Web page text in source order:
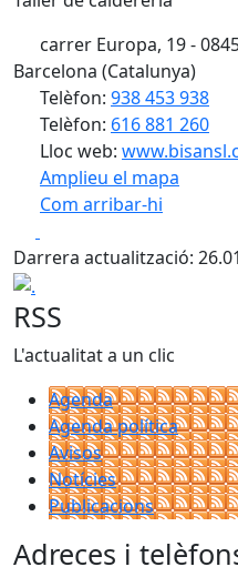
carrer Europa, 19 -
Barcelona (Catalunya)
Telèfon: 938 453 938
Telèfon: 616 881 260
Lloc web:
Amplieu el mapa
Com arribar-hi
+
Darrera actualització:
.
RSS
L'actualitat a un clic
Agenda
Agenda política
Avisos
Notícies
Publicacions
Adreces i